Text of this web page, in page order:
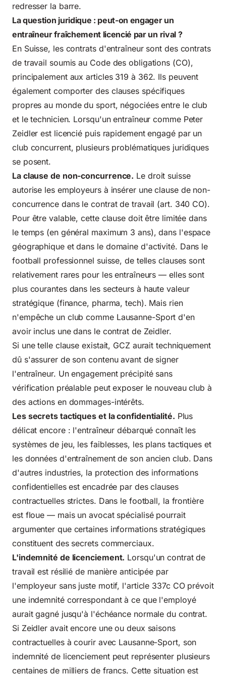
redresser la barre.
La question juridique : peut-on engager un
entraîneur fraîchement licencié par un rival ?
En Suisse, les contrats d'entraîneur sont des contrats
de travail soumis au Code des obligations (CO),
principalement aux articles 319 à 362. Ils peuvent
également comporter des clauses spécifiques
propres au monde du sport, négociées entre le club
et le technicien. Lorsqu'un entraîneur comme Peter
Zeidler est licencié puis rapidement engagé par un
club concurrent, plusieurs problématiques juridiques
se posent.
La clause de non-concurrence. Le droit suisse
autorise les employeurs à insérer une clause de non-
concurrence dans le contrat de travail (art. 340 CO).
Pour être valable, cette clause doit être limitée dans
le temps (en général maximum 3 ans), dans l'espace
géographique et dans le domaine d'activité. Dans le
football professionnel suisse, de telles clauses sont
relativement rares pour les entraîneurs — elles sont
plus courantes dans les secteurs à haute valeur
stratégique (finance, pharma, tech). Mais rien
n'empêche un club comme Lausanne-Sport d'en
avoir inclus une dans le contrat de Zeidler.
Si une telle clause existait, GCZ aurait techniquement
dû s'assurer de son contenu avant de signer
l'entraîneur. Un engagement précipité sans
vérification préalable peut exposer le nouveau club à
des actions en dommages-intérêts.
Les secrets tactiques et la confidentialité. Plus
délicat encore : l'entraîneur débarqué connaît les
systèmes de jeu, les faiblesses, les plans tactiques et
les données d'entraînement de son ancien club. Dans
d'autres industries, la protection des informations
confidentielles est encadrée par des clauses
contractuelles strictes. Dans le football, la frontière
est floue — mais un avocat spécialisé pourrait
argumenter que certaines informations stratégiques
constituent des secrets commerciaux.
L'indemnité de licenciement. Lorsqu'un contrat de
travail est résilié de manière anticipée par
l'employeur sans juste motif, l'article 337c CO prévoit
une indemnité correspondant à ce que l'employé
aurait gagné jusqu'à l'échéance normale du contrat.
Si Zeidler avait encore une ou deux saisons
contractuelles à courir avec Lausanne-Sport, son
indemnité de licenciement peut représenter plusieurs
centaines de milliers de francs. Cette situation est